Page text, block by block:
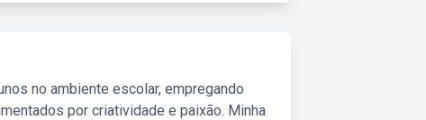
no ambiente escolar, empregando
por criatividade e paixão. Minha